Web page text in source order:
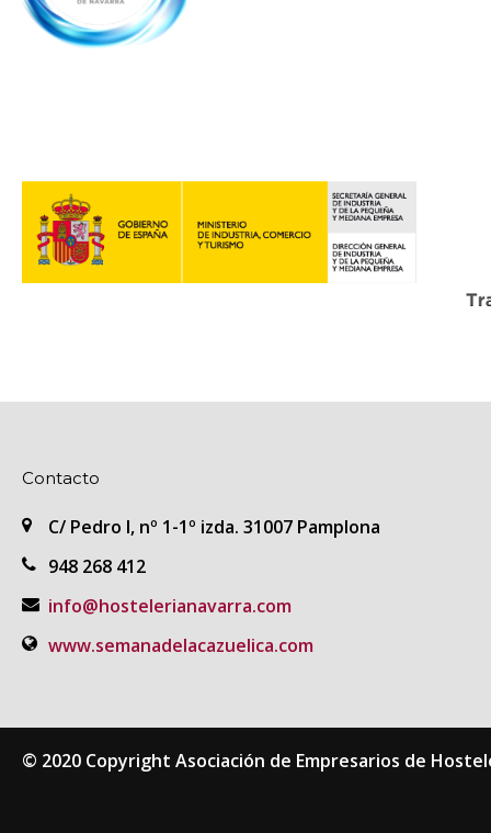
Contacto
C/ Pedro I, nº 1-1º izda. 31007 Pamplona
948 268 412
info@hostelerianavarra.com
www.semanadelacazuelica.com
© 2020 Copyright Asociación de Empresarios de